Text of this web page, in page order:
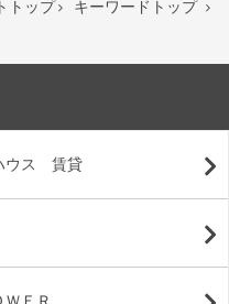
トップ  キーワードトップ 
ウス 賃貸